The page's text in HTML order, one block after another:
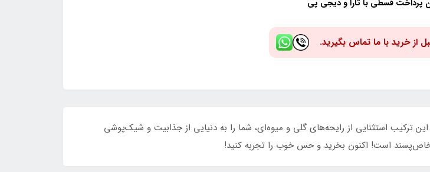
پرداخت قسطی با تارا و دیجی پی
از خرید با ما تماس بگیرید.
این ترکیب استثنایی از رایحه‌های گلی و میوه‌ای، شما را به دنیایی از جذابیت و شیک‌پوشی
خاص‌پسند است! اکنون بخرید و حس خوب را تجربه کنید!